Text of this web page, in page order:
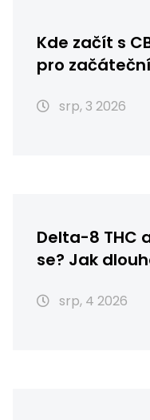
Kde začít s
pro
srp, 3 2026
Delta-8 THC
se? Jak
srp, 4 2026